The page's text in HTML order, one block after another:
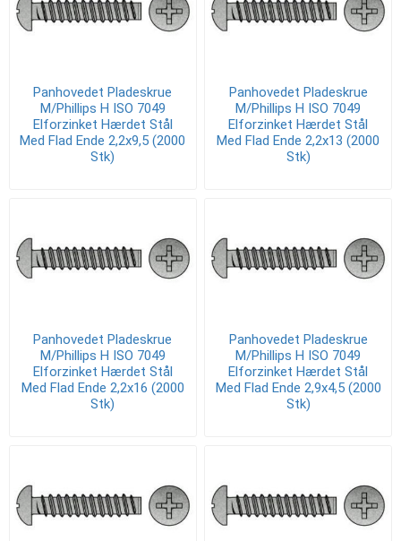
Panhovedet Pladeskrue
M/Phillips H ISO 7049
Elforzinket Hærdet Stål
Med Flad Ende 2,2x9,5 (2000
Stk)
Panhovedet Pladeskrue
M/Phillips H ISO 7049
Elforzinket Hærdet Stål
Med Flad Ende 2,2x13 (2000
Stk)
Panhovedet Pladeskrue
M/Phillips H ISO 7049
Elforzinket Hærdet Stål
Med Flad Ende 2,2x16 (2000
Stk)
Panhovedet Pladeskrue
M/Phillips H ISO 7049
Elforzinket Hærdet Stål
Med Flad Ende 2,9x4,5 (2000
Stk)